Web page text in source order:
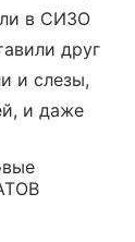
в СИЗО
друг
и слезы,
и даже